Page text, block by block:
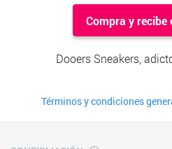
Compra y recibe
Dooers Sneakers,
Términos y condiciones